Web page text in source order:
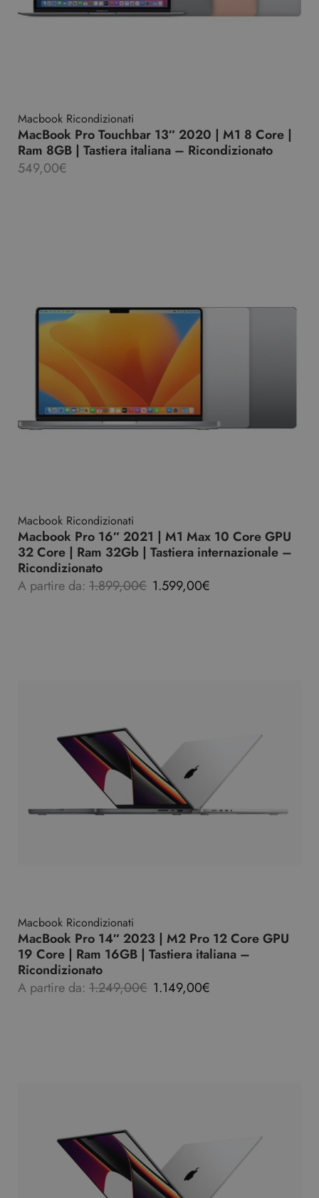
Macbook Ricondizionati
MacBook Pro Touchbar 13″ 2020 | M1 8 Core |
Ram 8GB | Tastiera italiana – Ricondizionato
549,00€
Macbook Ricondizionati
Macbook Pro 16″ 2021 | M1 Max 10 Core GPU
32 Core | Ram 32Gb | Tastiera internazionale –
Ricondizionato
A partire da: 1.899,00€ 1.599,00€
Macbook Ricondizionati
MacBook Pro 14″ 2023 | M2 Pro 12 Core GPU
19 Core | Ram 16GB | Tastiera italiana –
Ricondizionato
A partire da: 1.249,00€ 1.149,00€